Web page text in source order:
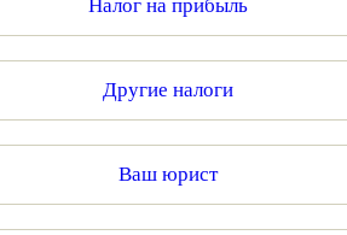
Налог на прибыль
Другие налоги
Ваш юрист